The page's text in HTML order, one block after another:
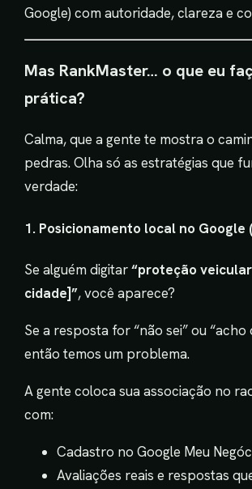
Google) com autoridade, clareza e
Mas RankMaster… o que eu
prática?
Calma, que a gente te mostra o
pedras. Olha só as estratégias que
verdade:
1. Posicionamento local no Google
Se alguém digitar“proteção
cidade]”, você aparece?
Se a resposta for “não sei” ou “acho
então temos um problema.
A gente coloca sua associação no
com:
Cadastro no Google Meu
Avaliações reais e respostas